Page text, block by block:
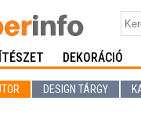
DEKORÁCIÓ
DESIGN TÁRGY